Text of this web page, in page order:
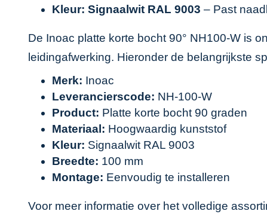
Kleur: Signaalwit RAL 9003 – Past
De Inoac platte korte bocht 90° NH100-W is
leidingafwerking. Hieronder de belangrijkste
Merk: Inoac
Leverancierscode: NH-100-W
Product: Platte korte bocht 90 graden
Materiaal: Hoogwaardig kunststof
Kleur: Signaalwit RAL 9003
Breedte: 100 mm
Montage: Eenvoudig te installeren
Voor meer informatie over het volledige